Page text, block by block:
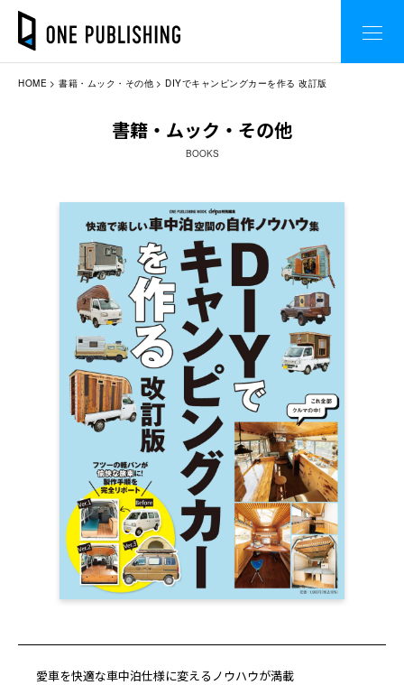
HOME 書籍・ムック・その他 DIYでキャンピングカーを作る 改訂版
書籍・ムック・その他
BOOKS
愛車を快適な車中泊仕様に変えるノウハウが満載